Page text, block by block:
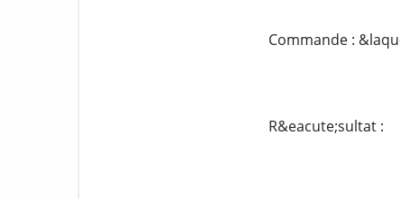
Commande :
R&eacute;sultat :